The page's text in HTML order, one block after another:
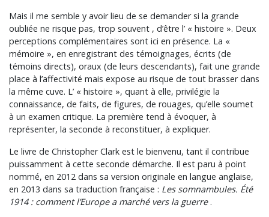
Mais il me semble y avoir lieu de se demander si la grande
oubliée ne risque pas, trop souvent , d’être l’ « histoire ». Deux
perceptions complémentaires sont ici en présence. La «
mémoire », en enregistrant des témoignages, écrits (de
témoins directs), oraux (de leurs descendants), fait une grande
place à l’affectivité mais expose au risque de tout brasser dans
la même cuve. L’ « histoire », quant à elle, privilégie la
connaissance, de faits, de figures, de rouages, qu’elle soumet
à un examen critique. La première tend à évoquer, à
représenter, la seconde à reconstituer, à expliquer.
Le livre de Christopher Clark est le bienvenu, tant il contribue
puissamment à cette seconde démarche. Il est paru à point
nommé, en 2012 dans sa version originale en langue anglaise,
en 2013 dans sa traduction française : Les somnambules. Été
1914 : comment l’Europe a marché vers la guerre .